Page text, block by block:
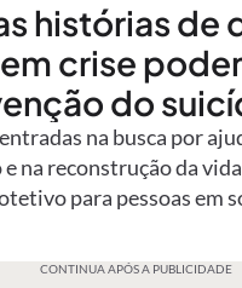
histórias de
crise
do
na busca por
na reconstrução da
para pessoas em
CONTINUA APÓS A PUBLICIDADE